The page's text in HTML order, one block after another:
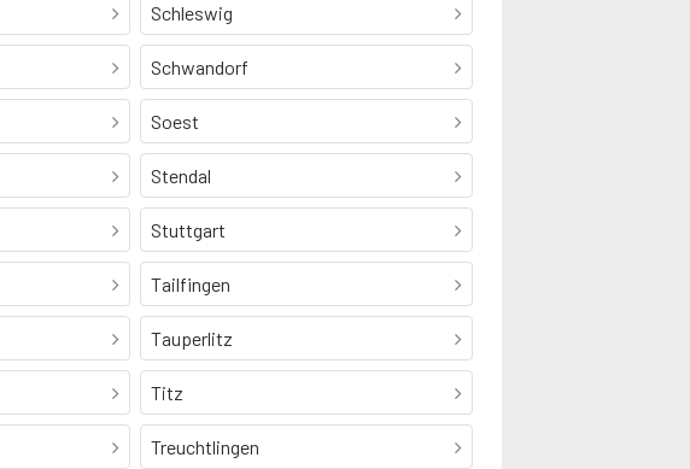
Schleswig
Schwandorf
Soest
Stendal
Stuttgart
Tailfingen
Tauperlitz
Titz
Treuchtlingen